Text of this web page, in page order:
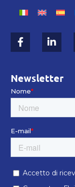
Newsletter